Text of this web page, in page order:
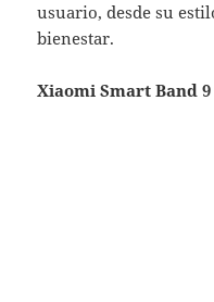
usuario, desde su
bienestar.
Xiaomi Smart Band 9